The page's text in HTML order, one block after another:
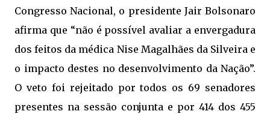
Congresso Nacional, o presidente Jair Bolsonaro
afirma que “não é possível avaliar a envergadura
dos feitos da médica Nise Magalhães da Silveira e
o impacto destes no desenvolvimento da Nação”.
O veto foi rejeitado por todos os 69 senadores
presentes na sessão conjunta e por 414 dos 455